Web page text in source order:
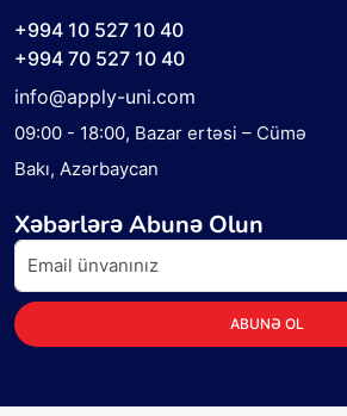
+994 10 527 10 40
+994 70 527 10 40
info@apply-uni.com
09:00 - 18:00, Bazar ertəsi – Cümə
Bakı, Azərbaycan
Xəbərlərə Abunə Olun
ABUNƏ OL